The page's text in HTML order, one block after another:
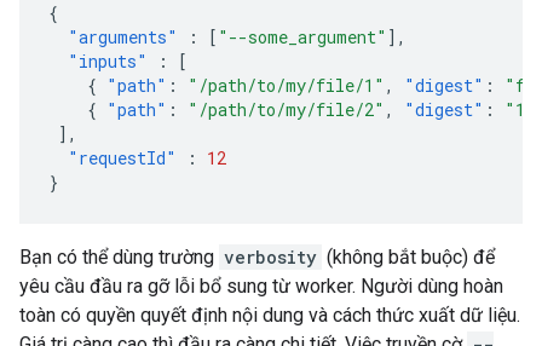
{
"arguments"
: [ "--some_argument" ],
"inputs"
:
[
{ "path" : "/path/to/my/file/1" , "digest" :
{ "path" : "/path/to/my/file/2" , "digest" :
],
"requestId"
:
12
}
Bạn có thể dùng trường verbosity (không bắt buộc) để
yêu cầu đầu ra gỡ lỗi bổ sung từ worker. Người dùng hoàn
toàn có quyền quyết định nội dung và cách thức xuất dữ liệu.